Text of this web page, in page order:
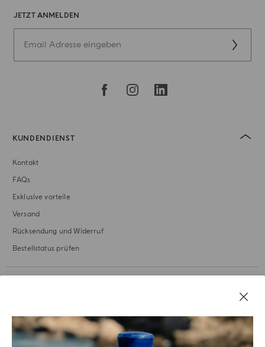
JETZT ANMELDEN
KUNDENDIENST
Kontakt
FAQs
Exklusive vorteile
Versand
Rücksendung und Widerruf
Bestellstatus prüfen